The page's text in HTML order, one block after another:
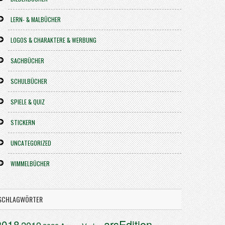
LERN- & MALBÜCHER
LOGOS & CHARAKTERE & WERBUNG
SACHBÜCHER
SCHULBÜCHER
SPIELE & QUIZ
STICKERN
UNCATEGORIZED
WIMMELBÜCHER